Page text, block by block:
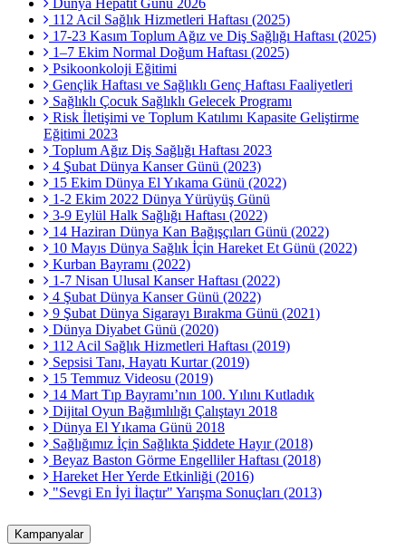
112 Acil Sağlık Hizmetleri Haftası (2025)
17-23 Kasım Toplum Ağız ve Diş Sağlığı Haftası (2025)
1–7 Ekim Normal Doğum Haftası (2025)
Psikoonkoloji Eğitimi
Gençlik Haftası ve Sağlıklı Genç Haftası Faaliyetleri
Sağlıklı Çocuk Sağlıklı Gelecek Programı
Risk İletişimi ve Toplum Katılımı Kapasite Geliştirme
Eğitimi 2023
Toplum Ağız Diş Sağlığı Haftası 2023
4 Şubat Dünya Kanser Günü (2023)
15 Ekim Dünya El Yıkama Günü (2022)
1-2 Ekim 2022 Dünya Yürüyüş Günü
3-9 Eylül Halk Sağlığı Haftası (2022)
14 Haziran Dünya Kan Bağışçıları Günü (2022)
10 Mayıs Dünya Sağlık İçin Hareket Et Günü (2022)
Kurban Bayramı (2022)
1-7 Nisan Ulusal Kanser Haftası (2022)
4 Şubat Dünya Kanser Günü (2022)
9 Şubat Dünya Sigarayı Bırakma Günü (2021)
Dünya Diyabet Günü (2020)
112 Acil Sağlık Hizmetleri Haftası (2019)
Sepsisi Tanı, Hayatı Kurtar (2019)
15 Temmuz Videosu (2019)
14 Mart Tıp Bayramı’nın 100. Yılını Kutladık
Dijital Oyun Bağımlılığı Çalıştayı 2018
Dünya El Yıkama Günü 2018
Sağlığımız İçin Sağlıkta Şiddete Hayır (2018)
Beyaz Baston Görme Engelliler Haftası (2018)
Hareket Her Yerde Etkinliği (2016)
"Sevgi En İyi İlaçtır" Yarışma Sonuçları (2013)
Kampanyalar